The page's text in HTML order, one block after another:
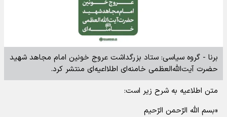
برنا - گروه سیاسی: ستاد بزرگداشت عروج خونین امام مجاهد شهید
حضرت آیت‌الله‌العظمی خامنه‌ای‌ اطلااعیه‌ای منتشر کرد.
متن اطلاعیه به شرح زیر است:
«بسم الله الرّحمن الرّحیم